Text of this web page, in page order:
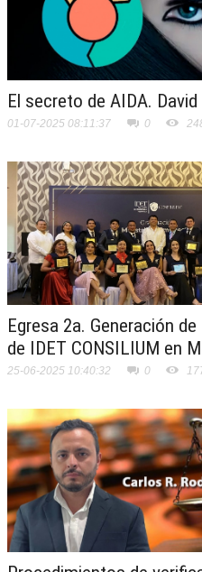
El secreto de AIDA.
01-07-2025 08:11:37 0
Egresa 2a. Generación
de IDET CONSILIUM en
25-06-2025 10:40:32 0